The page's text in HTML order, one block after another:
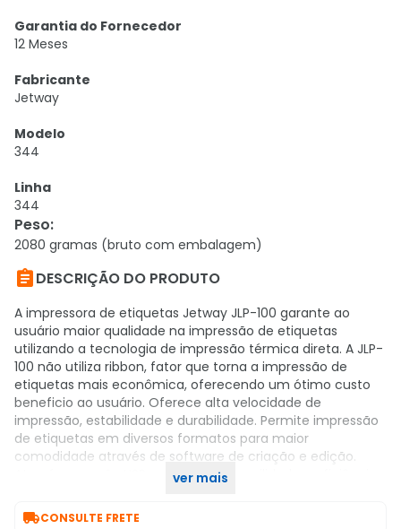
Garantia do Fornecedor
12 Meses
Fabricante
Jetway
Modelo
344
Linha
344
Peso:
2080 gramas (bruto com embalagem)
DESCRIÇÃO DO PRODUTO
A impressora de etiquetas Jetway JLP-100 garante ao
usuário maior qualidade na impressão de etiquetas
utilizando a tecnologia de impressão térmica direta. A JLP-
100 não utiliza ribbon, fator que torna a impressão de
etiquetas mais econômica, oferecendo um ótimo custo
beneficio ao usuário. Oferece alta velocidade de
impressão, estabilidade e durabilidade. Permite impressão
de etiquetas em diversos formatos para maior
comodidade através de software de criação e edição.
Através conexão USB garante maior agilidade e eficiência
ver mais
CONSULTE FRETE